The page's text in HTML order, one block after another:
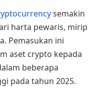
semakin
harta pewaris, mirip
Pemasukan ini
aset crypto kepada
beberapa
pada tahun 2025.